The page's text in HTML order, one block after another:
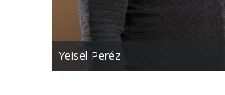
Yeisel Peréz